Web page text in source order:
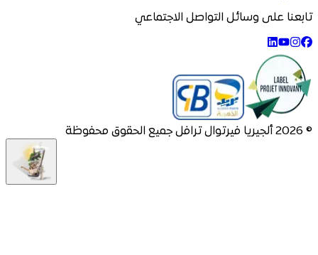
تابعنا على وسائل التواصل الاجتماعي
©
2026 ألجيريا فيرتوال ترافل جميع الحقوق محفوظة